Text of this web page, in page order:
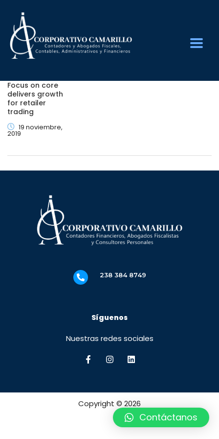
Focus on core
delivers growth
for retailer
trading
19 noviembre,
2019
238 384 8749
Síguenos
Nuestras redes sociales
Copyright © 2026
Contáctanos